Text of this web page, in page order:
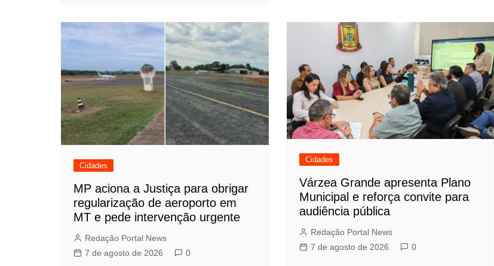
Cidades
MP aciona a Justiça para obrigar
regularização de aeroporto em
MT e pede intervenção urgente
Redação Portal News
7 de agosto de 2026
0
Cidades
Várzea Grande apresenta Plano
Municipal e reforça convite para
audiência pública
Redação Portal News
7 de agosto de 2026
0